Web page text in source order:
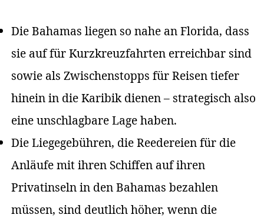
Die Bahamas liegen so nahe an Florida, dass
sie auf für Kurzkreuzfahrten erreichbar sind
sowie als Zwischenstopps für Reisen tiefer
hinein in die Karibik dienen – strategisch also
eine unschlagbare Lage haben.
Die Liegegebühren, die Reedereien für die
Anläufe mit ihren Schiffen auf ihren
Privatinseln in den Bahamas bezahlen
müssen, sind deutlich höher, wenn die